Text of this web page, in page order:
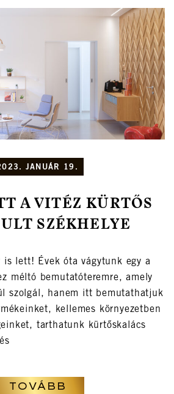
JANUÁR 19.
A VITÉZ KÜRTŐS
SZÉKHELYE
is lett! Évek óta vágytunk egy a
méltó bemutatóteremre, amely
szolgál, hanem itt bemutathatjuk
kellemes környezetben
tarthatunk kürtőskalács
TOVÁBB